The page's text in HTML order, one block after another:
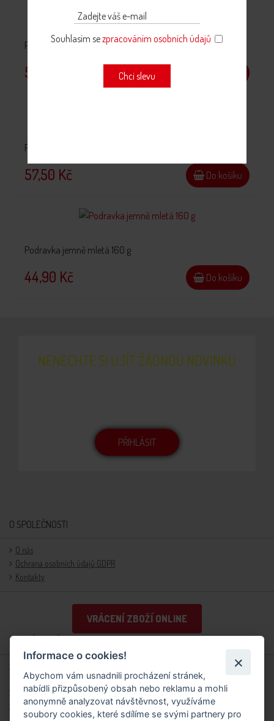
Podravka ZAUZENÁ - přísada do jídel
57,50 Kč
Podravka SWEET CHILI - přísada do jídel
57,50 Kč Do košíku
Podravka jemně mletá 160 g
44,90 Kč Do košíku
NENECHTE SI UJÍT ŽÁDNOU NOVINKU
PŘIHLÁSIT
O SPOLEČNOSTI
O nás
Ochrana osobních údajů GDPR
Kontakty
VRÁCENÍ ZBOŽÍ ONLINE
PRO ZÁKAZNÍKY
Doprava
Reklamační řád
Přihlášení/registrace
Informace o cookies!
Abychom vám usnadnili procházení stránek,
nabídli přizpůsobený obsah nebo reklamu a mohli
anonymně analyzovat návštěvnost, využíváme
soubory cookies, které sdílíme se svými partnery pro
Souhlasím sezpracováním osobních údajů
Chci slevu